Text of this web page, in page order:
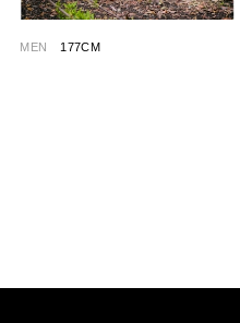
MEN 177CM